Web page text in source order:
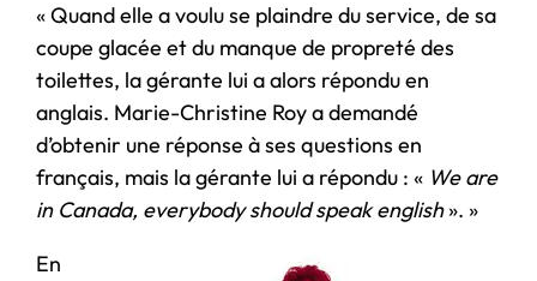
« Quand elle a voulu se plaindre du service, de sa
coupe glacée et du manque de propreté des
toilettes, la gérante lui a alors répondu en
anglais. Marie-Christine Roy a demandé
d’obtenir une réponse à ses questions en
français, mais la gérante lui a répondu : « We are
in Canada, everybody should speak english». »
En